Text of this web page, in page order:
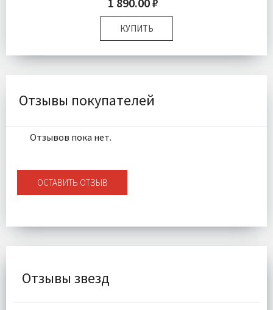
КУПИТЬ
Размер:
140х180 см
Отзывы покупателей
Отзывов пока нет.
ОСТАВИТЬ ОТЗЫВ
Отзывы звезд